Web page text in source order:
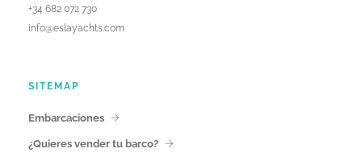
+34 682 072 730
info@eslayachts.com
SITEMAP
Embarcaciones
¿Quieres vender tu barco?